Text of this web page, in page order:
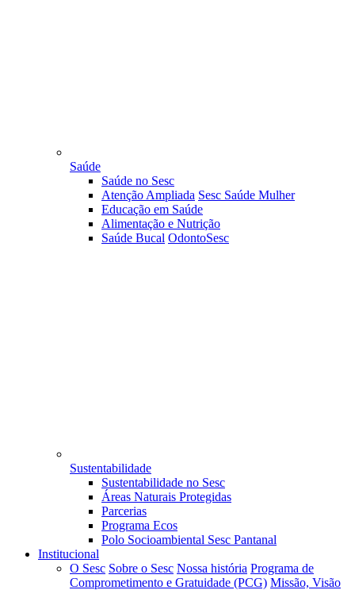
Saúde
Saúde no Sesc
Atenção Ampliada Sesc Saúde Mulher
Educação em Saúde
Alimentação e Nutrição
Saúde Bucal OdontoSesc
Sustentabilidade
Sustentabilidade no Sesc
Áreas Naturais Protegidas
Parcerias
Programa Ecos
Polo Socioambiental Sesc Pantanal
Institucional
O Sesc Sobre o Sesc Nossa história Programa de
Comprometimento e Gratuidade (PCG) Missão, Visão